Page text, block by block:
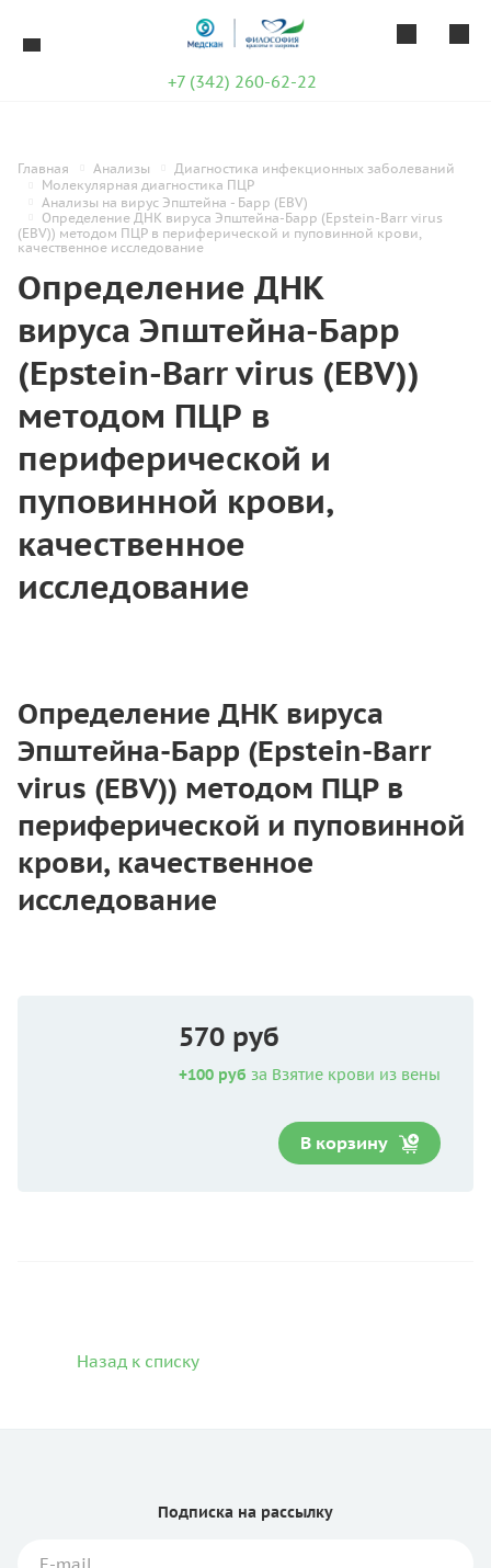
+7 (342) 260-62-22
Главная Анализы
Диагностика инфекционных заболеваний
Молекулярная диагностика ПЦР
Анализы на вирус Эпштейна - Барр (EBV)
Определение ДНК вируса Эпштейна-Барр (Epstein-Barr virus
(EBV)) методом ПЦР в периферической и пуповинной крови,
качественное исследование
Определение ДНК
вируса Эпштейна-Барр
(Epstein-Barr virus (EBV))
методом ПЦР в
периферической и
пуповинной крови,
качественное
исследование
Определение ДНК вируса
Эпштейна-Барр (Epstein-Barr
virus (EBV)) методом ПЦР в
периферической и пуповинной
крови, качественное
исследование
570 руб
+100 руб за Взятие крови из вены
В корзину
Назад к списку
Подписка на рассылку